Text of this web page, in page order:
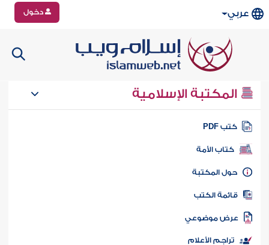
عربي دخول
المكتبة الإسلامية
كتب PDF
كتاب الأمة
المكتبة
الكتب